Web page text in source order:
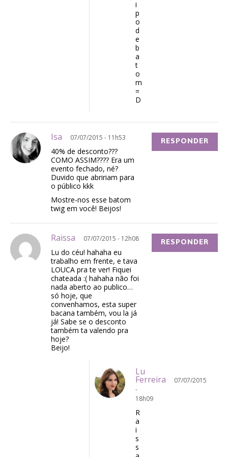
i
p
o
d
e
b
a
t
o
m
=
D
Isa 07/07/2015 - 11h53
40% de desconto???
COMO ASSIM???? Era um
evento fechado, né?
Duvido que abririam para
o público kkk
Mostre-nos esse batom
twig em você! Beijos!
RESPONDER
Raissa 07/07/2015 - 12h08
Lu do céu! hahaha eu
trabalho em frente, e tava
LOUCA pra te ver! Fiquei
chateada :( hahaha não foi
nada aberto ao publico…
só hoje, que
convenhamos, esta super
bacana também, vou la já
já! Sabe se o desconto
também ta valendo pra
hoje?
Beijo!
RESPONDER
Lu
Ferreira
07/07/2015
-
18h09
R
a
i
s
s